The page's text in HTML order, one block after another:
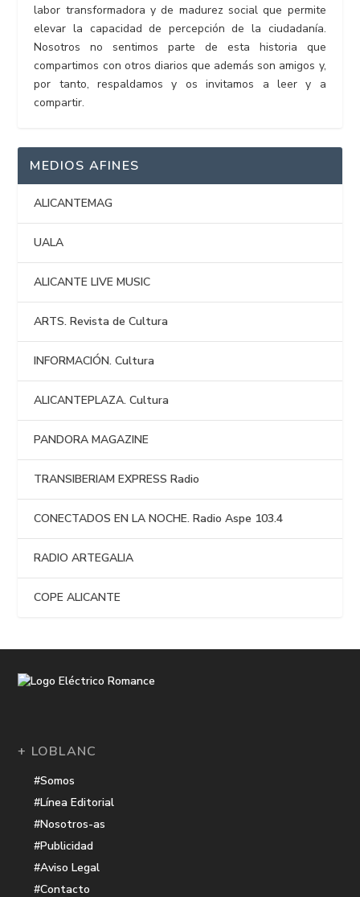
labor transformadora y de madurez social que permite
elevar la capacidad de percepción de la ciudadanía.
Nosotros no sentimos parte de esta historia que
compartimos con otros diarios que además son amigos y,
por tanto, respaldamos y os invitamos a leer y a
compartir.
MEDIOS AFINES
ALICANTEMAG
UALA
ALICANTE LIVE MUSIC
ARTS. Revista de Cultura
INFORMACIÓN. Cultura
ALICANTEPLAZA. Cultura
PANDORA MAGAZINE
TRANSIBERIAM EXPRESS Radio
CONECTADOS EN LA NOCHE. Radio Aspe 103.4
RADIO ARTEGALIA
COPE ALICANTE
+ LOBLANC
#Somos
#Línea Editorial
#Nosotros-as
#Publicidad
#Aviso Legal
#Contacto